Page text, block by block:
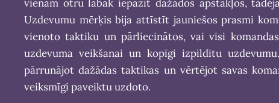
vienam otru labāk iepazīt dažādos apstākļos,
Uzdevumu mērķis bija attīstīt jauniešos prasmi
vienoto taktiku un pārliecinātos, vai visi
uzdevuma veikšanai un kopīgi izpildītu
pārrunājot dažādas taktikas un vērtējot savas
veiksmīgi paveiktu uzdoto.